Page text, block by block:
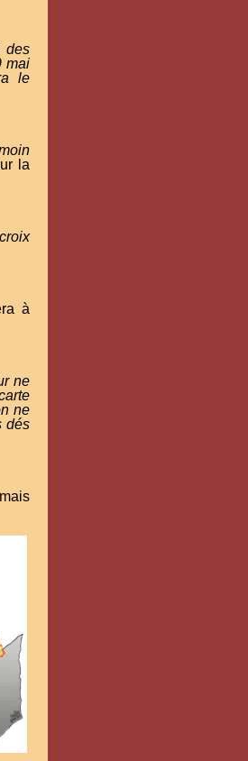
des
mai
le
la
à
ne
ne
dés